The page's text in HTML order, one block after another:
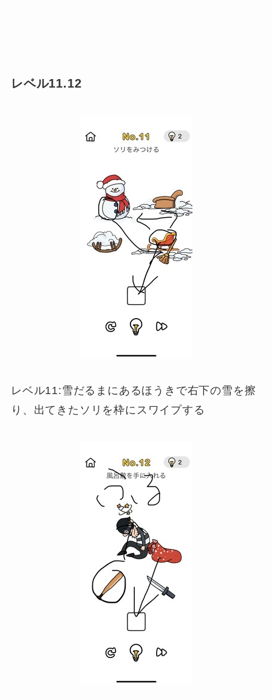
レベル11.12
レベル11:雪だるまにあるほうきで右下の雪を擦
り、出てきたソリを枠にスワイプする